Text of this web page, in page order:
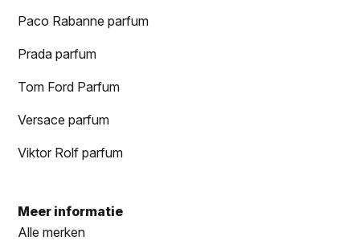
Paco Rabanne parfum
Prada parfum
Tom Ford Parfum
Versace parfum
Viktor Rolf parfum
Meer informatie
Alle merken